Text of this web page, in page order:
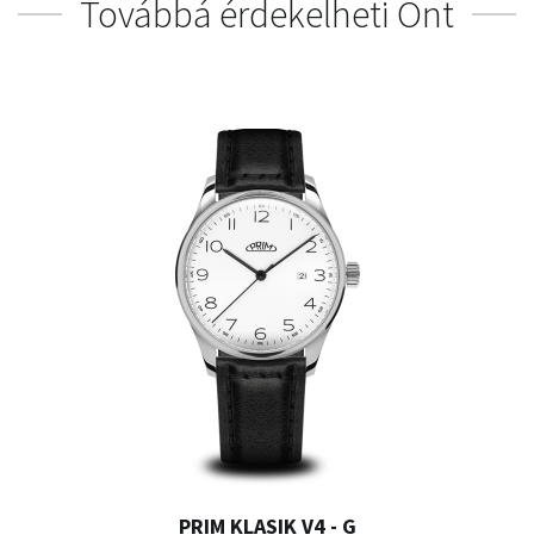
Továbbá érdekelheti Önt
PRIM KLASIK V4 - G